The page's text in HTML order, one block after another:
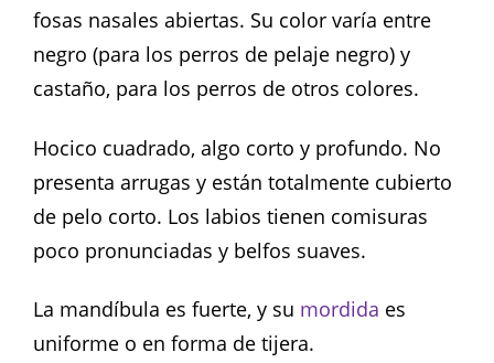
fosas nasales abiertas. Su color varía entre
negro (para los perros de pelaje negro) y
castaño, para los perros de otros colores.
Hocico cuadrado, algo corto y profundo. No
presenta arrugas y están totalmente cubierto
de pelo corto. Los labios tienen comisuras
poco pronunciadas y belfos suaves.
La mandíbula es fuerte, y su mordida es
uniforme o en forma de tijera.